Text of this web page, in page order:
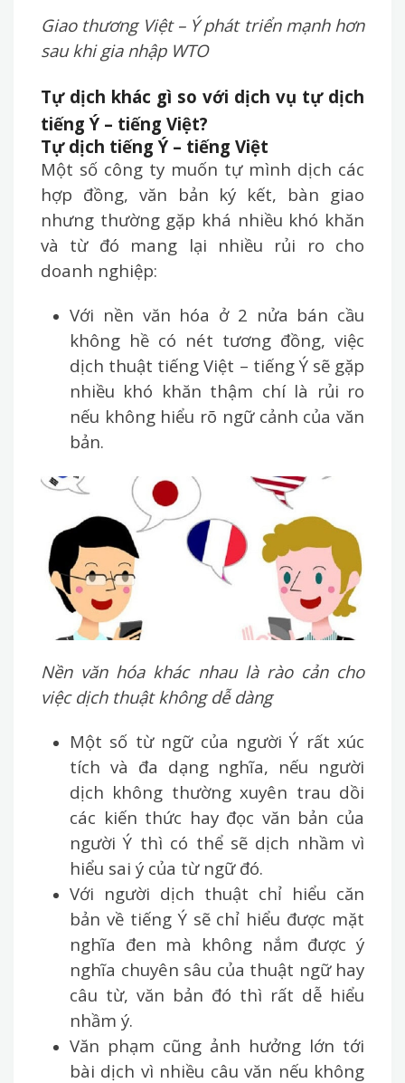
Giao thương Việt – Ý phát triển mạnh hơn
sau khi gia nhập WTO
Tự dịch khác gì so với dịch vụ tự dịch
tiếng Ý – tiếng Việt?
Tự dịch tiếng Ý – tiếng Việt
Một số công ty muốn tự mình dịch các
hợp đồng, văn bản ký kết, bàn giao
nhưng thường gặp khá nhiều khó khăn
và từ đó mang lại nhiều rủi ro cho
doanh nghiệp:
Với nền văn hóa ở 2 nửa bán cầu
không hề có nét tương đồng, việc
dịch thuật tiếng Việt – tiếng Ý sẽ gặp
nhiều khó khăn thậm chí là rủi ro
nếu không hiểu rõ ngữ cảnh của văn
bản.
Nền văn hóa khác nhau là rào cản cho
việc dịch thuật không dễ dàng
Một số từ ngữ của người Ý rất xúc
tích và đa dạng nghĩa, nếu người
dịch không thường xuyên trau dồi
các kiến thức hay đọc văn bản của
người Ý thì có thể sẽ dịch nhầm vì
hiểu sai ý của từ ngữ đó.
Với người dịch thuật chỉ hiểu căn
bản về tiếng Ý sẽ chỉ hiểu được mặt
nghĩa đen mà không nắm được ý
nghĩa chuyên sâu của thuật ngữ hay
câu từ, văn bản đó thì rất dễ hiểu
nhầm ý.
Văn phạm cũng ảnh hưởng lớn tới
bài dịch vì nhiều câu văn nếu không